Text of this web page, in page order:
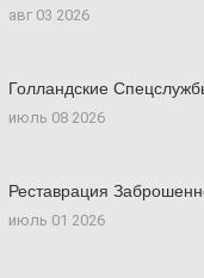
авг 03 2026
Голландские
июль 08 2026
Реставрация
июль 01 2026